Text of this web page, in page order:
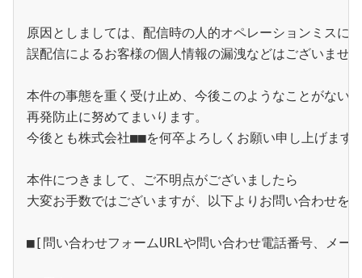
原因としましては、配信時の人的オペレーションミスに
誤配信によるお客様の個人情報の漏洩などはございませ
本件の事態を重く受け止め、今後このようなことがない
再発防止に努めてまいります。
今後とも株式会社■■を何卒よろしくお願い申し上げます
本件につきまして、ご不明点がございましたら
大変お手数ではございますが、以下よりお問い合わせを
■[問い合わせフォームURLや問い合わせ電話番号、メー